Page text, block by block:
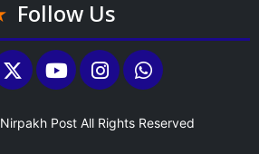
Follow Us
Nirpakh Post All Rights Reserved